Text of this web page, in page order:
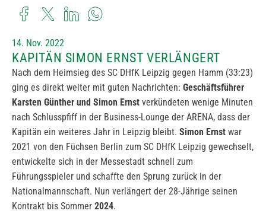
14. Nov. 2022
KAPITÄN SIMON ERNST VERLÄNGERT
Nach dem Heimsieg des SC DHfK Leipzig gegen Hamm (33:23)
ging es direkt weiter mit guten Nachrichten: Geschäftsführer
Karsten Günther und Simon Ernst verkündeten wenige Minuten
nach Schlusspfiff in der Business-Lounge der ARENA, dass der
Kapitän ein weiteres Jahr in Leipzig bleibt. Simon Ernst war
2021 von den Füchsen Berlin zum SC DHfK Leipzig gewechselt,
entwickelte sich in der Messestadt schnell zum
Führungsspieler und schaffte den Sprung zurück in der
Nationalmannschaft. Nun verlängert der 28-Jährige seinen
Kontrakt bis Sommer 2024.